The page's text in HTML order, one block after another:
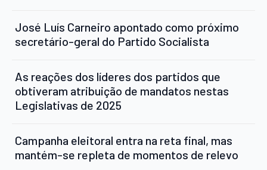
José Luís Carneiro apontado como próximo
secretário-geral do Partido Socialista
As reações dos líderes dos partidos que
obtiveram atribuição de mandatos nestas
Legislativas de 2025
Campanha eleitoral entra na reta final, mas
mantém-se repleta de momentos de relevo